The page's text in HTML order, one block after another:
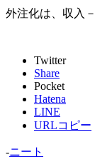
外注化は、収入
Twitter
Share
Pocket
Hatena
LINE
URLコピー
-ニート